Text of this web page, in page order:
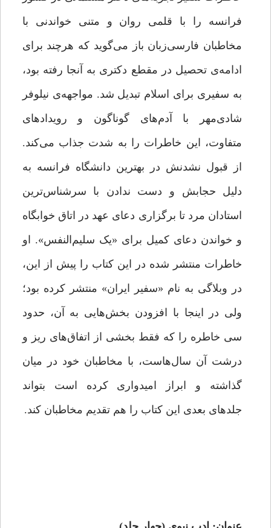
فرانسه را با قلمی روان و متنی خواندنی با
مخاطبان فارسی‌زبان باز می‌گوید که هرچند برای
ادامه‌ی تحصیل در مقطع دکتری به آنجا رفته بود،
به سفیری برای اسلام تبدیل شد. مواجهه‌ی نیلوفر
شادی‌مهر با آدم‌های گوناگون و رویدادهای
متفاوت، این خاطرات را به‌ شدت جذاب می‌کند.
از قبول ‌نشدنش در بهترین دانشگاه فرانسه به
‌دلیل حجابش و دست‌ ندادن با سرشناس‌ترین
استادان مرد تا برگزاری دعای عهد در اتاق خوابگاه
و خواندن دعای کمیل برای «یک سلیم‌النفس». او
خاطرات منتشر شده در این کتاب را پیش از این،
در وبلاگی به ‌نام «سفیر ایران» منتشر کرده بود؛
ولی در اینجا با افزودن بخش‌هایی به آن، حدود
سی خاطره را که فقط بخشی از اتفاق‌های ریز و
درشت آن سال‌هاست، با مخاطبان خود در میان
گذاشته و ابراز امیدواری کرده است بتواند
جلدهای بعدی این کتاب را هم تقدیم مخاطبان کند.